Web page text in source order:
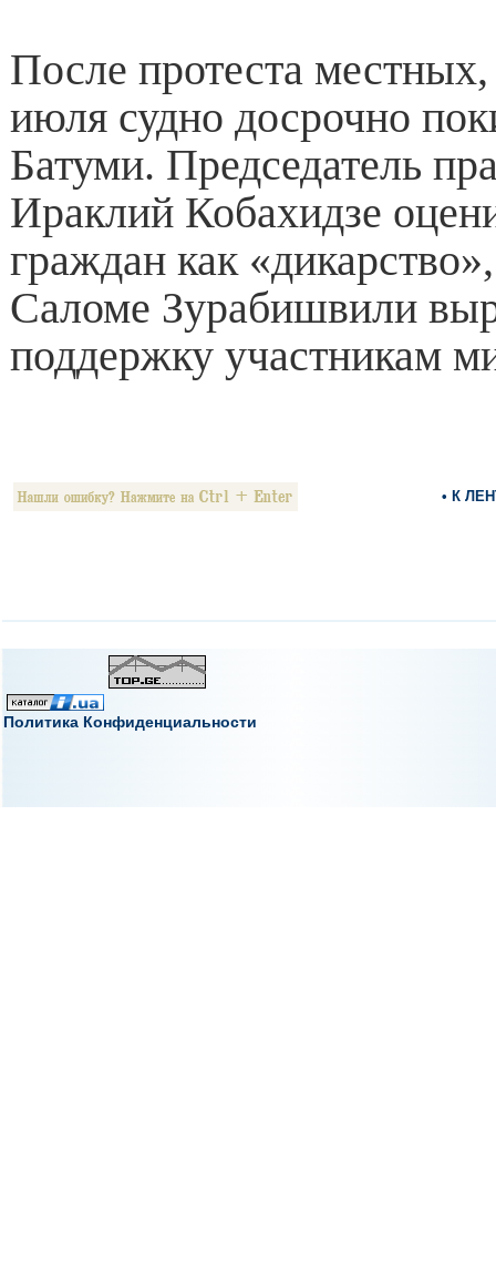
После протеста
июля судно досрочно
Батуми. Председатель
Ираклий Кобахидзе
граждан как
Саломе Зурабишвили
поддержку участникам
• К
Политика Конфиденциальности